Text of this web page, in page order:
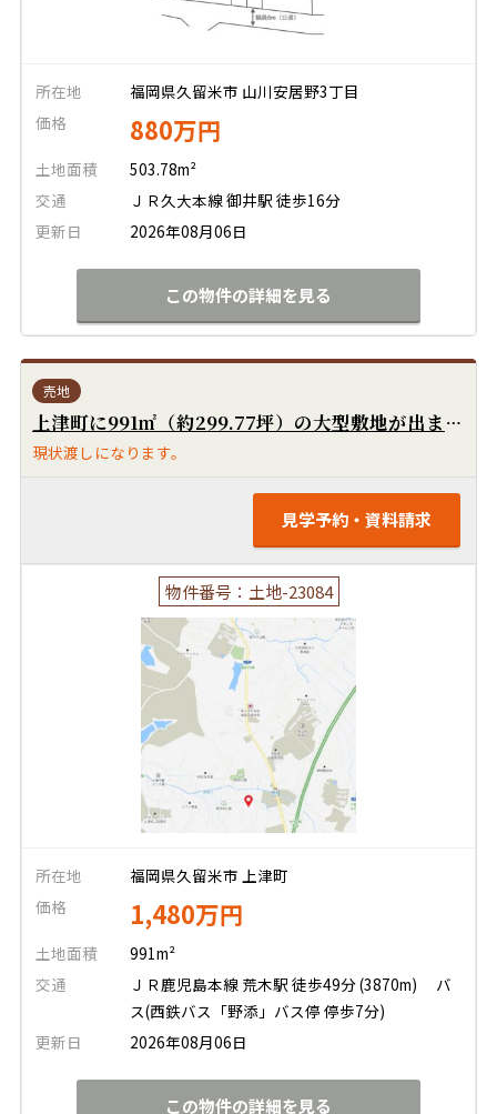
所在地
福岡県久留米市 山川安居野3丁目
価格
880万円
土地面積
503.78m²
交通
ＪＲ久大本線 御井駅 徒歩16分
更新日
2026年08月06日
この物件の詳細を見る
売地
上津町に991㎡（約299.77坪）の大型敷地が出ました！分譲地、アパート用地にいかがでしょうか！国道3号線にもすぐ出られます！広川ICもすぐ近くです！
現状渡しになります。
見学予約・資料請求
物件番号：土地-23084
所在地
福岡県久留米市 上津町
価格
1,480万円
土地面積
991m²
交通
ＪＲ鹿児島本線 荒木駅 徒歩49分 (3870m)
バ
ス(西鉄バス「野添」バス停 停歩7分)
更新日
2026年08月06日
この物件の詳細を見る